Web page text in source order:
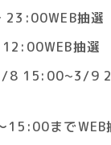
抽選
抽選
8 15:00~3/9
までWEB